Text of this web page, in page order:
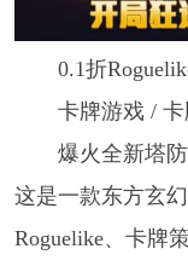
0.1折
卡牌游戏 /
爆火全新塔
这是一款东方玄
Roguelike、卡牌